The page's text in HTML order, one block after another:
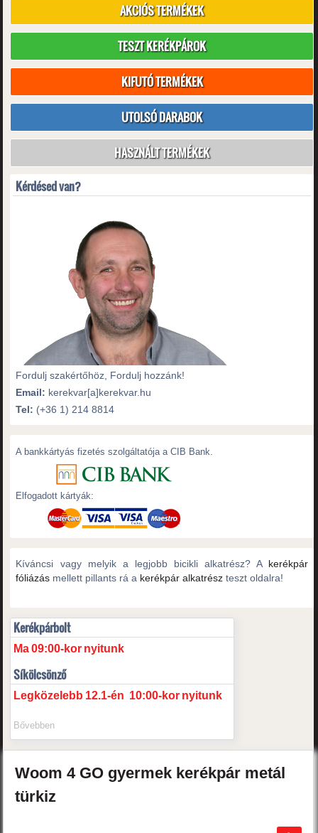
AKCIÓS TERMÉKEK
TESZT KERÉKPÁROK
KIFUTÓ TERMÉKEK
UTOLSÓ DARABOK
HASZNÁLT TERMÉKEK
Kérdésed van?
Fordulj szakértőhöz, Fordulj hozzánk!
Email: kerekvar[a]kerekvar.hu
Tel: (+36 1) 214 8814
A bankkártyás fizetés szolgáltatója a CIB Bank.
Elfogadott kártyák:
Kíváncsi vagy melyik a legjobb bicikli alkatrész? A kerékpár
fóliázás mellett pillants rá a kerékpár alkatrész teszt oldalra!
Kerékpárbolt
Ma 09:00-kor nyitunk
Síkölcsönző
Legközelebb 12.1-én 10:00-kor nyitunk
Bővebben
Woom4 GO gyermek kerékpár metál
türkiz